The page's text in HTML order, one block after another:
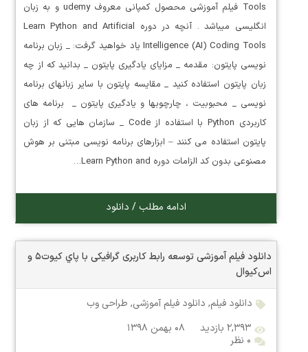
Tools فیلم آموزشی محصول کمپانی معروف udemy و به زبان
انگلیسی میباشد . آنچه در دوره Learn Python and Artificial
Intelligence (AI) Coding Tools یاد خواهید گرفت: _ زبان برنامه
نویسی پایتون: مقدمه _ مزایای یادگیری پایتون _ بدانید که از چه
زبان پایتون استفاده کنید _ مقایسه پایتون با سایر زبانهای برنامه
نویسی _ محبوبیت ، چارچوبها و یادگیری پایتون _ برنامه های
کاربردی Python با استفاده از Code _ سازمان هایی که از زبان
پایتون استفاده می کنند – ابزارهای برنامه نویسی مبتنی بر هوش
مصنوعی بدون کد الزامات دوره Learn Python and…
ادامه مطلب / دانلود
دانلود فیلم آموزشی توسعه رابط کاربری گرافیکی با پاي کيوت۵ و
اس‌کیوال
دانلود فیلم, دانلود فیلم آموزشی, طراحی وب
۲,۳۹۳ بازدید
۰۸ بهمن ۱۳۹۸
۰ نظر